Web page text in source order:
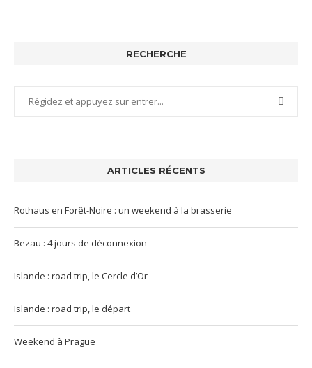
RECHERCHE
ARTICLES RÉCENTS
Rothaus en Forêt-Noire : un weekend à la brasserie
Bezau : 4 jours de déconnexion
Islande : road trip, le Cercle d’Or
Islande : road trip, le départ
Weekend à Prague